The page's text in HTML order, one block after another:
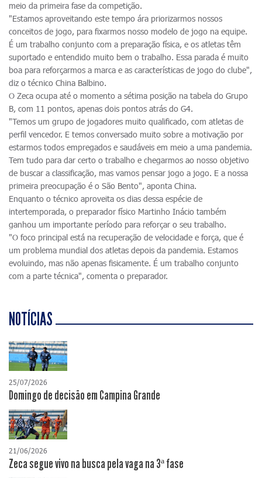
meio da primeira fase da competição.
"Estamos aproveitando este tempo ára priorizarmos nossos
conceitos de jogo, para fixarmos nosso modelo de jogo na equipe.
É um trabalho conjunto com a preparação física, e os atletas têm
suportado e entendido muito bem o trabalho. Essa parada é muito
boa para reforçarmos a marca e as características de jogo do clube",
diz o técnico China Balbino.
O Zeca ocupa até o momento a sétima posição na tabela do Grupo
B, com 11 pontos, apenas dois pontos atrás do G4.
"Temos um grupo de jogadores muito qualificado, com atletas de
perfil vencedor. E temos conversado muito sobre a motivação por
estarmos todos empregados e saudáveis em meio a uma pandemia.
Tem tudo para dar certo o trabalho e chegarmos ao nosso objetivo
de buscar a classificação, mas vamos pensar jogo a jogo. E a nossa
primeira preocupação é o São Bento", aponta China.
Enquanto o técnico aproveita os dias dessa espécie de
intertemporada, o preparador físico Martinho Inácio também
ganhou um importante período para reforçar o seu trabalho.
"O foco principal está na recuperação de velocidade e força, que é
um problema mundial dos atletas depois da pandemia. Estamos
evoluindo, mas não apenas fisicamente. É um trabalho conjunto
com a parte técnica", comenta o preparador.
NOTÍCIAS
25/07/2026
Domingo de decisão em Campina Grande
21/06/2026
Zeca segue vivo na busca pela vaga na 3ª fase